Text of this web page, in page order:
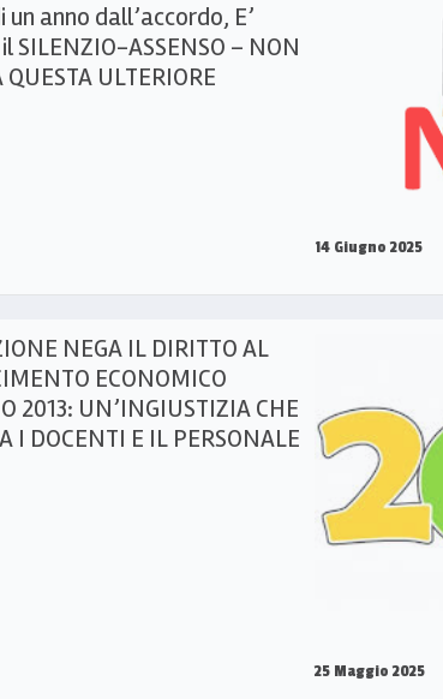
un anno dall’accordo, E’
SILENZIO-ASSENSO – NON
ULTERIORE
14 Giugno 2025
NEGA IL DIRITTO AL
ECONOMICO
2013: UN’INGIUSTIZIA CHE
I DOCENTI E IL PERSONALE
25 Maggio 2025